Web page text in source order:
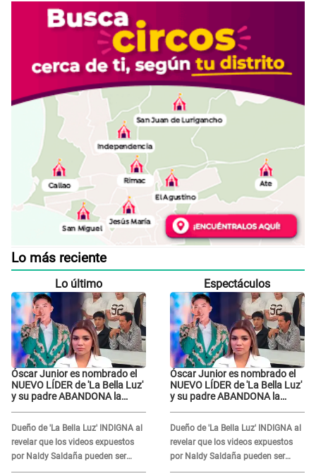
Lo más reciente
Lo último
Óscar Junior es nombrado el
NUEVO LÍDER de 'La Bella Luz'
y su padre ABANDONA la
Dueño de 'La Bella Luz' INDIGNA al
revelar que los videos expuestos
por Naldy Saldaña pueden ser
EDITADOS: "Yo tengo sus dos
Espectáculos
Óscar Junior es nombrado el
NUEVO LÍDER de 'La Bella Luz'
y su padre ABANDONA la
Dueño de 'La Bella Luz' INDIGNA al
revelar que los videos expuestos
por Naldy Saldaña pueden ser
EDITADOS: "Yo tengo sus dos